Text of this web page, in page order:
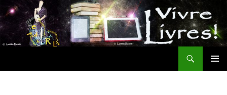
Aller
au
contenu